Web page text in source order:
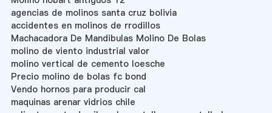
agencias de molinos santa cruz bolivia
accidentes en molinos de rrodillos
Machacadora De Mandibulas Molino De Bolas
molino de viento industrial valor
molino vertical de cemento loesche
Precio molino de bolas fc bond
Vendo hornos para producir cal
maquinas arenar vidrios chile